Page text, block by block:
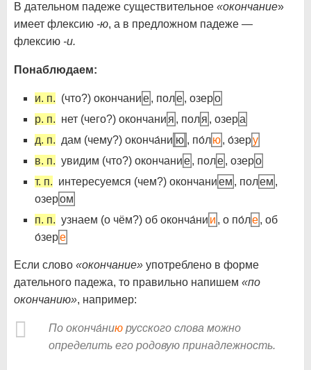
В дательном падеже существительное «окончание»
имеет флексию -ю, а в предложном падеже —
флексию -и.
Понаблюдаем:
и. п. (что?) окончание, поле, озеро
р. п. нет (чего?) окончани я , поля , озера
д. п. дам (чему?) оконча́ни ю , по́лю, о́зеру
в. п. увидим (что?) окончание, поле, озеро
т. п. интересуемся (чем?) окончанием , полем ,
озером
п. п. узнаем (о чём?) об оконча́ни и , о по́ле, об
о́зере
Если слово «окончание» употреблено в форме
дательного падежа, то правильно напишем «по
окончанию», например:
По оконча́нию русского слова можно
определить его родовую принадлежность.